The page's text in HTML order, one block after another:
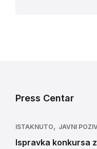
Press Centar
ISTAKNUTO, JAVNI
Ispravka konkursa